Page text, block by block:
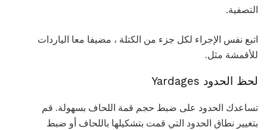
التصفية.
اتبع نفس الإجراء لكل جزء من الكتلة ، مضيفا معا الياردات
للأقمشة مثل.
لحظ الحدود Yardages
تساعدك الحدود على ضبط حجم قمة اللحاف بسهولة. قم
بتغيير نطاق الحدود التي قمت بتشكيلها باللحاف أو ضبط